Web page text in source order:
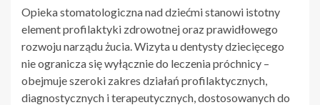
Opieka stomatologiczna nad dziećmi stanowi istotny
element profilaktyki zdrowotnej oraz prawidłowego
rozwoju narządu żucia. Wizyta u dentysty dziecięcego
nie ogranicza się wyłącznie do leczenia próchnicy –
obejmuje szeroki zakres działań profilaktycznych,
diagnostycznych i terapeutycznych, dostosowanych do